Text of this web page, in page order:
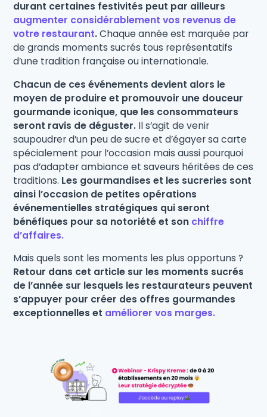
durant certaines festivités peut par ailleurs
augmenter considérablement vos revenus de
votre restaurant.Chaque année est marquée par
de grands moments sucrés tous représentatifs
d’une tradition française ou internationale.
Chacun de ces événements devient alors le
moyen de produire et promouvoir une douceur
gourmande iconique, que les consommateurs
seront ravis de déguster. Il s’agit de venir
saupoudrer d’un peu de sucre et d’égayer sa carte
spécialement pour l’occasion mais aussi pourquoi
pas d’adapter ambiance et saveurs héritées de ces
traditions. Les gourmandises et les sucreries sont
ainsi l’occasion de petites opérations
événementielles stratégiques qui seront
bénéfiques pour sa notoriété et son chiffre
d’affaires.
Mais quels sont les moments les plus opportuns ?
Retour dans cet article sur les moments sucrés
de l’année sur lesquels les restaurateurs peuvent
s’appuyer pour créer des offres gourmandes
exceptionnelles et améliorer vos marges.